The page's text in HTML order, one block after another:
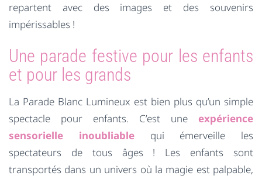
repartent avec des images et des souvenirs
impérissables !
Une parade festive pour les enfants
et pour les grands
La Parade Blanc Lumineux est bien plus qu’un simple
spectacle pour enfants. C’est une expérience
sensorielle inoubliablequi émerveille les
spectateurs de tous âges ! Les enfants sont
transportés dans un univers où la magie est palpable,